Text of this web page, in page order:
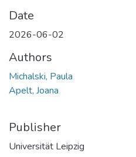
Date
2026-06-02
Authors
Michalski, Paula
Apelt, Joana
Publisher
Universität Leipzig